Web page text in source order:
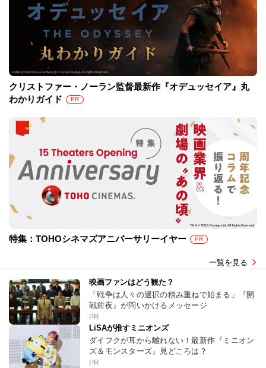
クリストファー・ノーラン監督最新作『オデュッセイア』丸
わかりガイド
PR
特集：TOHOシネマズアニバーサリーイヤー PR
一覧を見る
映画ファンはどう観た？
「戦争は人々の選択の積み重ねで始まる」『開
戦前夜』が問いかけるメッセージ
PR
LiSAが推すミニオンズ
ダイフクが耳から離れない！最新作『ミニオン
ズ＆モンスターズ』見どころは？
PR